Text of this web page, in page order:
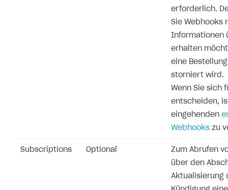
erforderlich.
Sie Webhooks
Informationen
erhalten
eine
storniert wird.
Wenn Sie sich
entscheiden,
eingehenden
Webhooks zu
Subscriptions Optional
Zum Abrufen
über den
Aktualisierung